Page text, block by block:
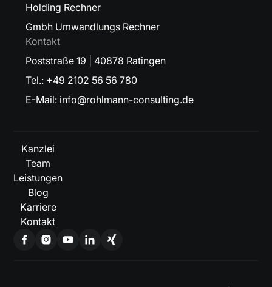
Holding Rechner
Gmbh Umwandlungs Rechner
Kontakt
Poststraße 19 | 40878 Ratingen
Tel.: +49 2102 56 56 780
E-Mail: info@rohlmann-consulting.de
Kanzlei
Team
Leistungen
Blog
Karriere
Kontakt